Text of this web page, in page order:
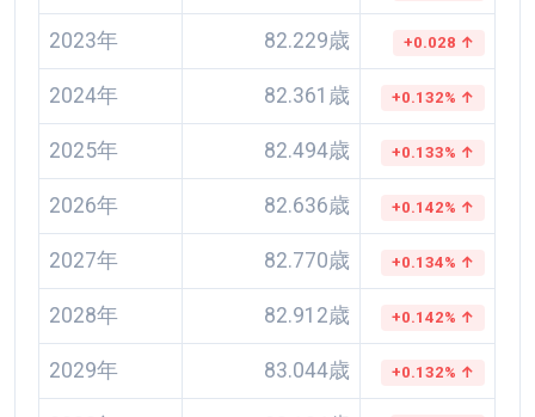
2023年 82.229歳 +0.028 ↑
2024年 82.361歳 +0.132% ↑
2025年 82.494歳 +0.133% ↑
2026年 82.636歳 +0.142% ↑
2027年 82.770歳 +0.134% ↑
2028年 82.912歳 +0.142% ↑
2029年 83.044歳 +0.132% ↑